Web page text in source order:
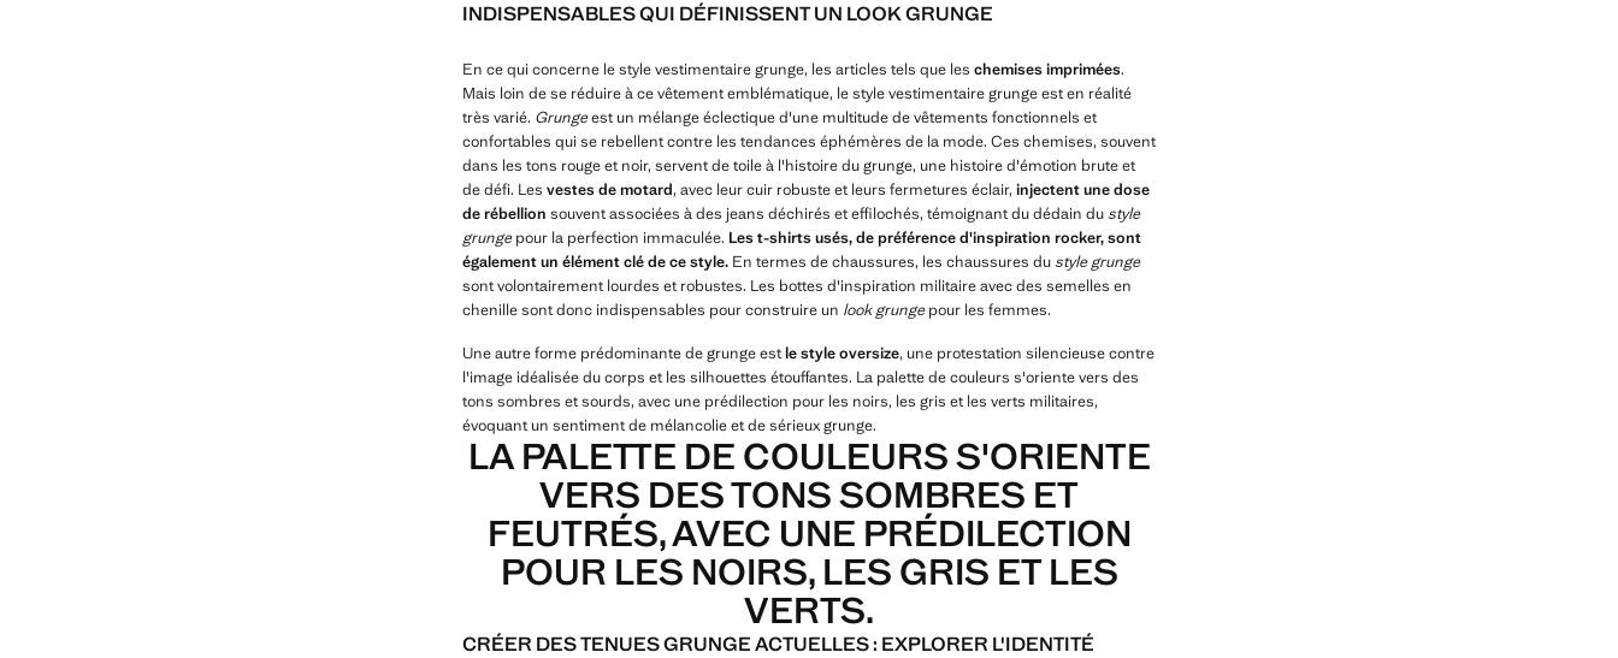
INDISPENSABLES QUI DÉFINISSENT UN LOOK GRUNGE
En ce qui concerne le style vestimentaire grunge, les articles tels que les chemises imprimées.
Mais loin de se réduire à ce vêtement emblématique, le style vestimentaire grunge est en réalité
très varié. Grungeest un mélange éclectique d'une multitude de vêtements fonctionnels et
confortables qui se rebellent contre les tendances éphémères de la mode. Ces chemises, souvent
dans les tons rouge et noir, servent de toile à l'histoire du grunge, une histoire d'émotion brute et
de défi. Les vestes de motard, avec leur cuir robuste et leurs fermetures éclair, injectent une dose
de rébellion souvent associées à des jeans déchirés et effilochés, témoignant du dédain du style
grungepour la perfection immaculée. Les t-shirts usés, de préférence d'inspiration rocker, sont
également un élément clé de ce style. En termes de chaussures, les chaussures du style grunge
sont volontairement lourdes et robustes. Les bottes d'inspiration militaire avec des semelles en
chenille sont donc indispensables pour construire un look grungepour les femmes.
Une autre forme prédominante de grunge estle style oversize, une protestation silencieuse contre
l'image idéalisée du corps et les silhouettes étouffantes. La palette de couleurs s'oriente vers des
tons sombres et sourds, avec une prédilection pour les noirs, les gris et les verts militaires,
évoquant un sentiment de mélancolie et de sérieux grunge.
LA PALETTE DE COULEURS S'ORIENTE
VERS DES TONS SOMBRES ET
FEUTRÉS, AVEC UNE PRÉDILECTION
POUR LES NOIRS, LES GRIS ET LES
VERTS.
CRÉER DES TENUES GRUNGE ACTUELLES : EXPLORER L'IDENTITÉ